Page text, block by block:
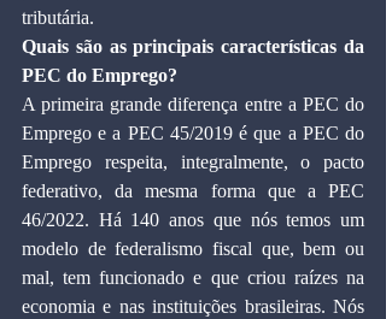
tributária.
Quais são as principais características da
PEC do Emprego?
A primeira grande diferença entre a PEC do
Emprego e a PEC 45/2019 é que a PEC do
Emprego respeita, integralmente, o pacto
federativo, da mesma forma que a PEC
46/2022. Há 140 anos que nós temos um
modelo de federalismo fiscal que, bem ou
mal, tem funcionado e que criou raízes na
economia e nas instituições brasileiras. Nós